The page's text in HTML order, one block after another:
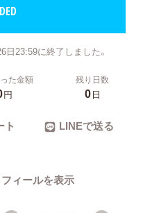
日23:59に終了しました。
た金額
円
残り日数
0日
ト LINEで送る
ィールを表示